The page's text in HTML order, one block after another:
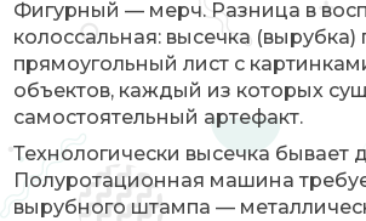
Фигурный — мерч. Разница в
колоссальная: высечка
прямоугольный лист с
объектов, каждый из которых
самостоятельный артефакт.
Технологически высечка бывает
Полуротационная машина
вырубного штампа —